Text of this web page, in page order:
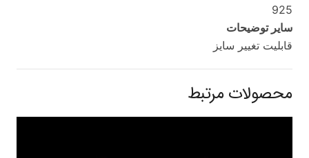
925
سایر توضیحات
قابلیت تغییر سایز
محصولات مرتبط